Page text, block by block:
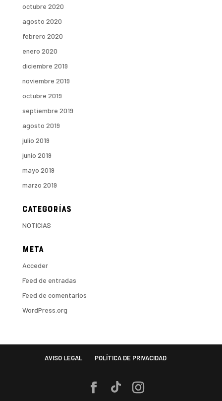
octubre 2020
agosto 2020
febrero 2020
enero 2020
diciembre 2019
noviembre 2019
octubre 2019
septiembre 2019
agosto 2019
julio 2019
junio 2019
mayo 2019
marzo 2019
Categorías
NOTICIAS
Meta
Acceder
Feed de entradas
Feed de comentarios
WordPress.org
AVISO LEGAL POLÍTICA DE PRIVACIDAD